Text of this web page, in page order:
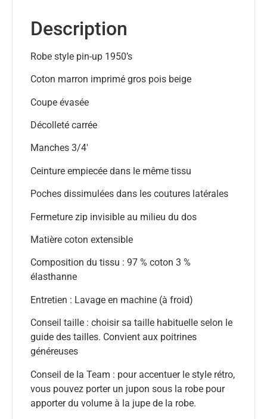
Description
Robe style pin-up 1950’s
Coton marron imprimé gros pois beige
Coupe évasée
Décolleté carrée
Manches 3/4′
Ceinture empiecée dans le même tissu
Poches dissimulées dans les coutures latérales
Fermeture zip invisible au milieu du dos
Matière coton extensible
Composition du tissu : 97 % coton 3 %
élasthanne
Entretien : Lavage en machine (à froid)
Conseil taille : choisir sa taille habituelle selon le
guide des tailles. Convient aux poitrines
généreuses
Conseil de la Team : pour accentuer le style rétro,
vous pouvez porter un jupon sous la robe pour
apporter du volume à la jupe de la robe.